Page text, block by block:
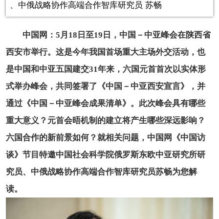
、中俄战略协作高端合作智库研究员 苏畅
中国网：5月18日至19日，中国－中亚峰会在陕西省
西安市举行。这是今年我国首场重大主场外交活动，也
是中国和中亚五国建交31年来，六国元首首次以实体形
式举办峰会，共同签署了《中国－中亚西安宣言》，并
通过《中国－中亚峰会成果清单》。此次峰会具有哪些
重大意义？元首会晤机制的建立将产生哪些深远影响？
六国合作的新前景如何？就相关问题，中国网《中国访
谈》节目特邀中国社会科学院俄罗斯东欧中亚研究所研
究员、中俄战略协作高端合作智库研究员苏畅为您解
读。